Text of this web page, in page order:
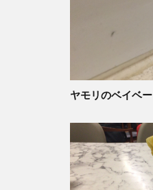
ヤモリのベイベー